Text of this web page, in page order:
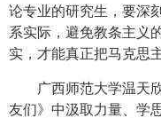
论专业的研究生，要深
系实际，避免教条主义
实，才能真正把马克思
广西师范大学温天
友们》中汲取力量、学